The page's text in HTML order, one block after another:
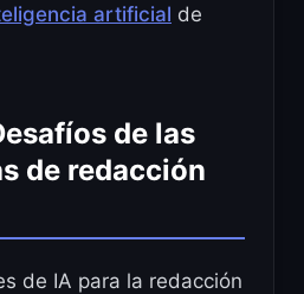
artificial de
de las
de redacción
de IA para la redacción